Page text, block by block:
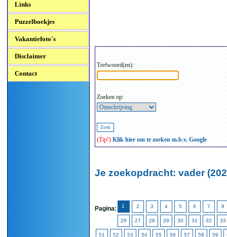
Links
Puzzelboekjes
Vakantiefoto's
Disclaimer
Contact
Trefwoord(en):
Zoeken op:
(Tip!) Klik hier om te zoeken m.b.v. Google
Je zoekopdracht: vader
Pagina: 1 2 3 4 5 6 7 8
26 27 28 29 30 31 32 33
51 52 53 54 55 56 57 58 59